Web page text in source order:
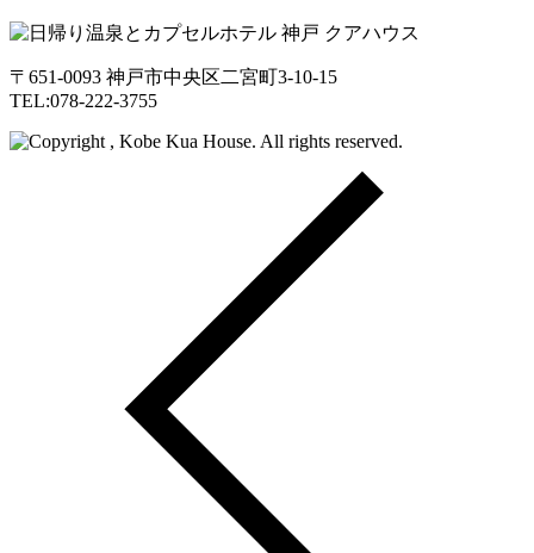
〒651-0093 神戸市中央区二宮町3-10-15
TEL:078-222-3755